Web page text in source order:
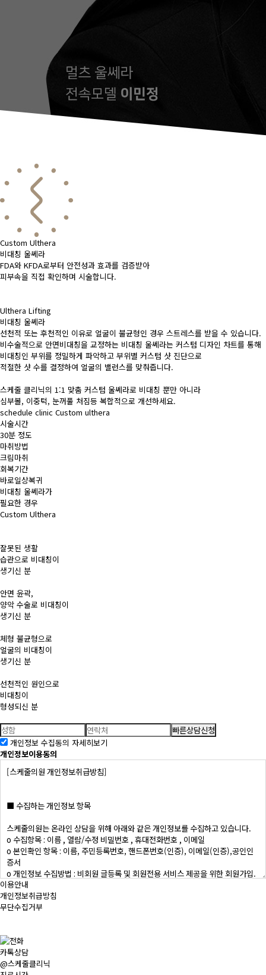
Custom Ulthera
비대칭 울쎄라
FDA와 KFDA로부터 안전성과 효과를 검증받아
피부속을 직접 확인하며 시술합니다.
Ulthera Lifting
비대칭 울쎄라
선천적 또는 후천적인 이유로 얼굴이 불균형인 경우 스트레스를 받을 수 있습니다.
비수술적으로 안면비대칭을 교정하는 비대칭 울쎄라는 커스텀 디자인 차트를 통해
비대칭인 부위를 정밀하게 파악하고 부위별 커스텀 샷 진단으로
적절한 샷 수를 결정하여 얼굴의 밸런스를 맞춰줍니다.
스케줄 클리닉의 1:1 맞춤 커스텀 울쎄라로 비대칭 뿐만 아니라
심부볼, 이중턱, 눈꺼풀 처짐등 복합적으로 개선하세요.
schedule clinic Custom ulthera
시술시간
30분 정도
마취방법
크림마취
회복기간
바로일상복귀
비대칭 울쎄라가
필요한 경우
Custom Ulthera
잘못된 생활
습관으로 비대칭이
생기신 분
안면 윤곽,
양악 수술로 비대칭이
생기신 분
체형 불균형으로
얼굴의 비대칭이
생기신 분
선천적인 원인으로
비대칭이
형성되신 분
빠른상담신청
개인정보 수집동의 자세히보기
개인정보이용동의
이용안내
개인정보취급방침
무단수집거부
카톡상담
@스케줄클리닉